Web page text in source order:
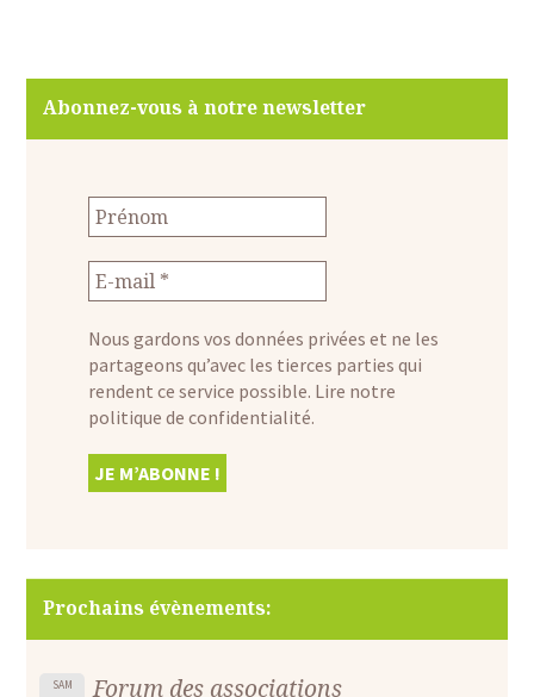
Abonnez-vous à notre newsletter
Nous gardons vos données privées et ne les
partageons qu’avec les tierces parties qui
rendent ce service possible. Lire notre
politique de confidentialité.
Prochains évènements:
SAM Forum des associations